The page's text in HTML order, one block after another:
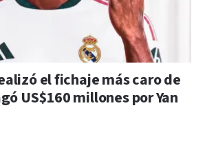
el fichaje más caro de
US$160 millones por Yan